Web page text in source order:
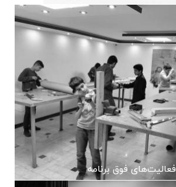
فعالیت‌های فوق برنامه